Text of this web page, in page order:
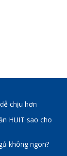
chịu hơn
HUIT sao cho
không ngon?